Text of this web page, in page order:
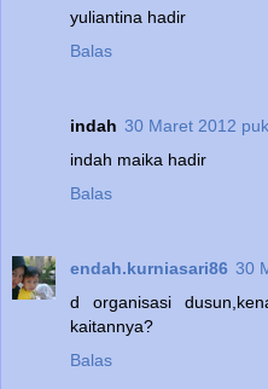
yuliantina hadir
Balas
indah 30 Maret 2012
indah maika hadir
Balas
endah.kurniasari86 30
d organisasi
kaitannya?
Balas